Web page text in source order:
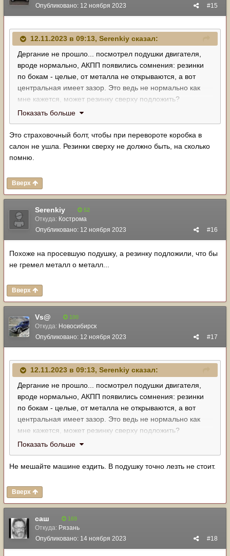
#15
Опубликовано: 12 ноября 2023
12.11.2023 в 09:13, Serenkiy сказал:
Дергание не прошло... посмотрел подушки двигателя,
вроде нормально, АКПП появились сомнения: резинки
по бокам - целые, от металла не открываются, а вот
центральная имеет зазор. Это ведь не нормально как
мне кажется, может резинку сверху подложить?
Показать больше
Это страховочный болт, чтобы при перевороте коробка в
салон не ушла. Резинки сверху не должно быть, на сколько
помню.
Вверх
Serenkiy 52
Откуда: Кострома
#16
Опубликовано: 12 ноября 2023
Похоже на просевшую подушку, а резинку подложили, что бы
не гремел металл о металл...
Вверх
Vs@ 100
Откуда: Новосибирск
#17
Опубликовано: 12 ноября 2023
12.11.2023 в 09:13, Serenkiy сказал:
Дергание не прошло... посмотрел подушки двигателя,
вроде нормально, АКПП появились сомнения: резинки
по бокам - целые, от металла не открываются, а вот
центральная имеет зазор. Это ведь не нормально как
мне кажется, может резинку сверху подложить?
Показать больше
Не мешайте машине ездить. В подушку точно лезть не стоит.
Вверх
саш 169
Откуда: Рязань
#18
Опубликовано: 14 ноября 2023